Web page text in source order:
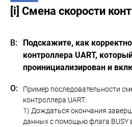
[i] Смена скорости
Подскажите, как
контроллера UART,
проинициализирован и
Пример последовательности
контроллера UART:
1) Дождаться окончания
данных с помощью флага BUSY